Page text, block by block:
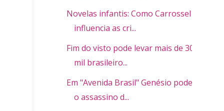
Novelas infantis: Como Carrossel
influencia as cri...
Fim do visto pode levar mais de 300
mil brasileiro...
Em "Avenida Brasil" Genésio pode ser
o assassino d...